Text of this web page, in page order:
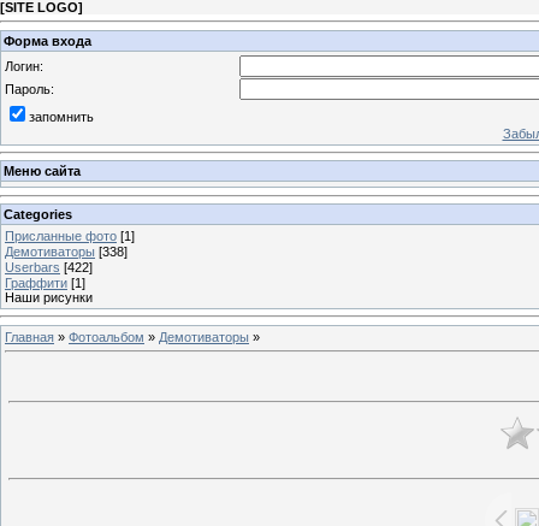
[SITE LOGO]
Форма входа
Логин:
Пароль:
запомнить
Меню сайта
Categories
Присланные фото [1]
Демотиваторы [338]
Userbars [422]
Граффити [1]
Наши рисунки
Главная » Фотоальбом » Демотиваторы »